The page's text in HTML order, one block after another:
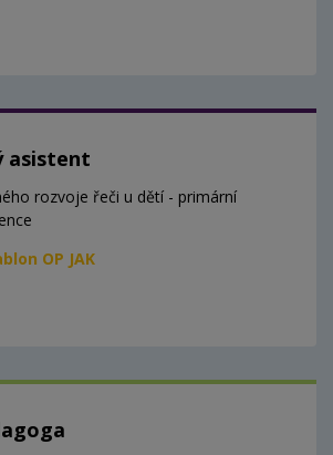
asistent
rozvoje řeči u dětí - primární
OP JAK